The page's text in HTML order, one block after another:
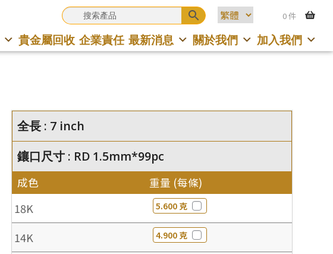
0 件
貴金屬回收 企業責任 最新消息 關於我們 加入我們
全長 : 7 inch
鑲口尺寸 : RD 1.5mm*99pc
成色 重量 (每條)
18K 5.600 克
14K 4.900 克